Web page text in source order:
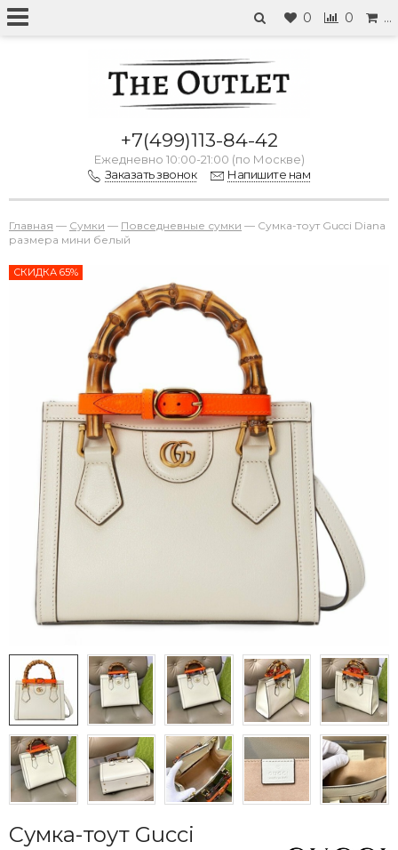
0 0 …
+7(499)113-84-42
Ежедневно 10:00-21:00 (по Москве)
Заказать звонок
Напишите нам
Главная — Сумки — Повседневные сумки — Сумка-тоут Gucci Diana
размера мини белый
СКИДКА 65%
Сумка-тоут Gucci